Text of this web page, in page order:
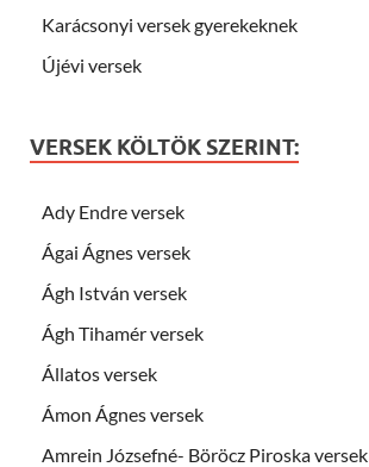
Karácsonyi versek gyerekeknek
Újévi versek
VERSEK KÖLTÖK SZERINT:
Ady Endre versek
Ágai Ágnes versek
Ágh István versek
Ágh Tihamér versek
Állatos versek
Ámon Ágnes versek
Amrein Józsefné- Böröcz Piroska versek